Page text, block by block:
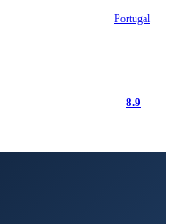
Portugal
8.9